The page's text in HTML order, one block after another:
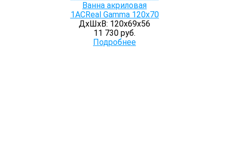
Ванна акриловая
1ACReal Gamma 120х70
ДхШхВ: 120х69х56
11 730 руб.
Подробнее